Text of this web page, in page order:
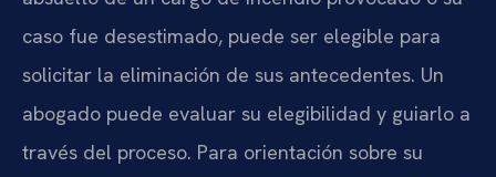
caso fue desestimado, puede ser elegible para
solicitar la eliminación de sus antecedentes. Un
abogado puede evaluar su elegibilidad y guiarlo a
través del proceso. Para orientación sobre su